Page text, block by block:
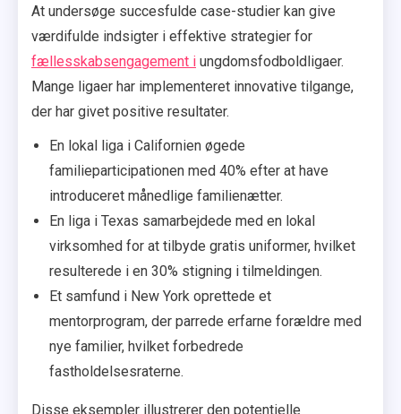
At undersøge succesfulde case-studier kan give
værdifulde indsigter i effektive strategier for
fællesskabsengagement i ungdomsfodboldligaer.
Mange ligaer har implementeret innovative tilgange,
der har givet positive resultater.
En lokal liga i Californien øgede
familieparticipationen med 40% efter at have
introduceret månedlige familienætter.
En liga i Texas samarbejdede med en lokal
virksomhed for at tilbyde gratis uniformer, hvilket
resulterede i en 30% stigning i tilmeldingen.
Et samfund i New York oprettede et
mentorprogram, der parrede erfarne forældre med
nye familier, hvilket forbedrede
fastholdelsesraterne.
Disse eksempler illustrerer den potentielle